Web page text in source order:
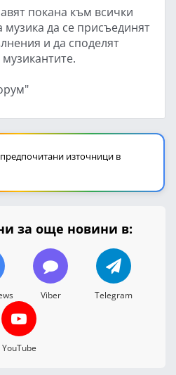
покана към всички
музика да се присъединят
и да споделят
източници в
за още новини в:
Viber Telegram
YouTube